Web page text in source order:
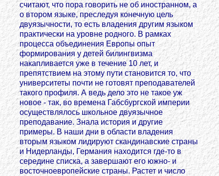
считают, что пора говорить не об иностранном, а
о втором языке, преследуя конечную цель
двуязычности, то есть владения другим языком
практически на уровне родного. В рамках
процесса объединения Европы опыт
формирования у детей билингвизма
накапливается уже в течение 10 лет, и
препятствием на этому пути становится то, что
университеты почти не готовят преподавателей
такого профиля. А ведь дело это не такое уж
новое - так, во времена Габсбургской империи
осуществлялось школьное двуязычное
преподавание. Знала история и другие
примеры. В наши дни в области владения
вторым языком лидируют скандинавские страны
и Нидерланды, Германия находится где-то в
середине списка, а завершают его южно- и
восточноевропейские страны. Растет и число